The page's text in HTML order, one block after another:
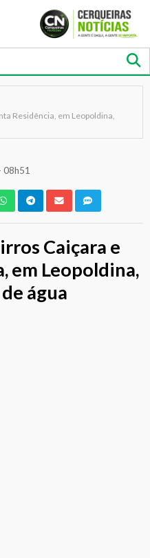
Residência, em Leopoldina,
Caiçara e
em Leopoldina,
água